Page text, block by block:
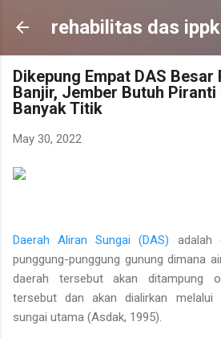
rehabilitas das
Dikepung Empat DAS Besar
Banjir, Jember Butuh Piranti
Banyak Titik
May 30, 2022
Daerah Aliran Sungai (DAS) adalah
punggung-punggung gunung dimana
daerah tersebut akan ditampung
tersebut dan akan dialirkan melalui
sungai utama (Asdak, 1995).